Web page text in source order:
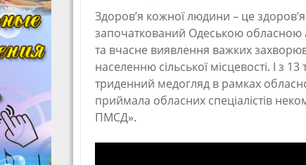
Здоров’я кожної людини – це
започаткований Одеською обласною
та вчасне виявлення важких
населенню сільської місцевості. І з
триденний медогляд в рамках
приймала обласних спеціалістів
ПМСД».